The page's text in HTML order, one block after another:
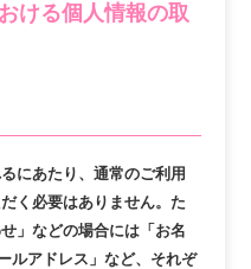
ける個人情報の取
にあたり、通常のご利用
く必要はありません。た
」などの場合には「お名
ルアドレス」など、それぞ